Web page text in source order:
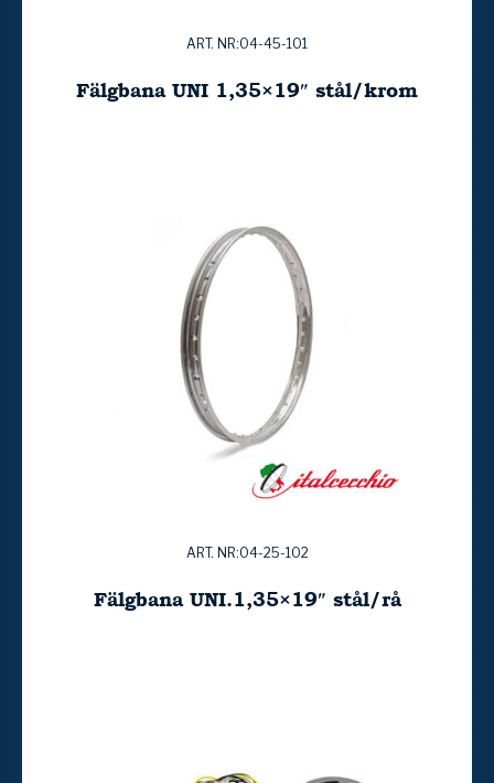
ART. NR:04-45-101
Fälgbana UNI 1,35×19″ stål/krom
ART. NR:04-25-102
Fälgbana UNI.1,35×19″ stål/rå